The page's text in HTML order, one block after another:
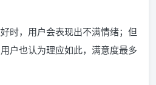
时，用户会表现出不满情绪；但
户也认为理应如此，满意度最多